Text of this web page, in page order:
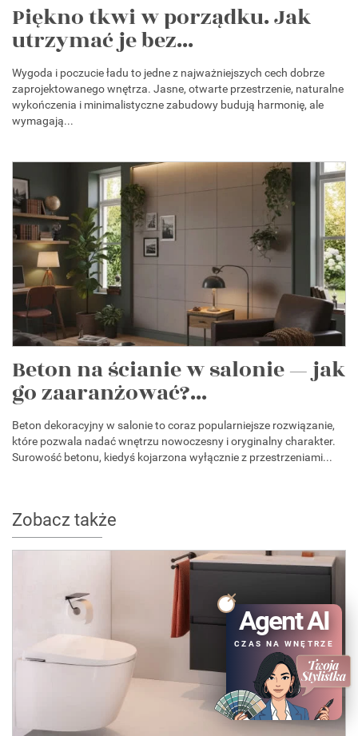
Piękno tkwi w porządku. Jak
utrzymać je bez...
Wygoda i poczucie ładu to jedne z najważniejszych cech dobrze
zaprojektowanego wnętrza. Jasne, otwarte przestrzenie, naturalne
wykończenia i minimalistyczne zabudowy budują harmonię, ale
wymagają...
Beton na ścianie w salonie — jak
go zaaranżować?...
Beton dekoracyjny w salonie to coraz popularniejsze rozwiązanie,
które pozwala nadać wnętrzu nowoczesny i oryginalny charakter.
Surowość betonu, kiedyś kojarzona wyłącznie z przestrzeniami...
Zobacz także
Agent AI
CZAS NA WNĘTRZE